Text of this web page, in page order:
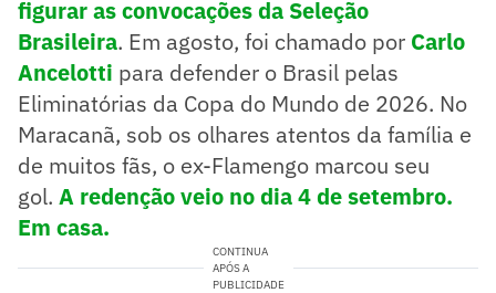
figurar as convocações da Seleção
Brasileira. Em agosto, foi chamado por Carlo
Ancelotti para defender o Brasil pelas
Eliminatórias da Copa do Mundo de 2026. No
Maracanã, sob os olhares atentos da família e
de muitos fãs, o ex-Flamengo marcou seu
gol. A redenção veio no dia 4 de setembro.
Em casa.
CONTINUA
APÓS A
PUBLICIDADE